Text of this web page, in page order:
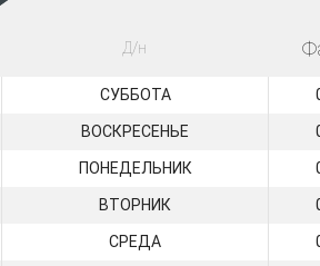
Д/н
СУББОТА
ВОСКРЕСЕНЬЕ
ПОНЕДЕЛЬНИК
ВТОРНИК
СРЕДА